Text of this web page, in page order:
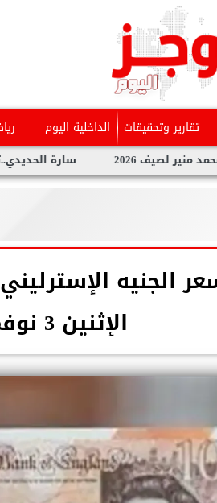
تقارير وتحقيقات الداخلية اليوم
سارة الحديدي..تواجه الجن
الجنيه
الإثنين 3 نوفمبر 2025